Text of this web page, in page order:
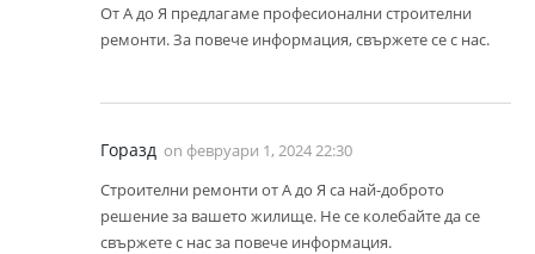
От А до Я предлагаме професионални строителни
ремонти. За повече информация, свържете се с нас.
Горазд on февруари 1, 2024 22:30
Строителни ремонти от А до Я са най-доброто
решение за вашето жилище. Не се колебайте да се
свържете с нас за повече информация.